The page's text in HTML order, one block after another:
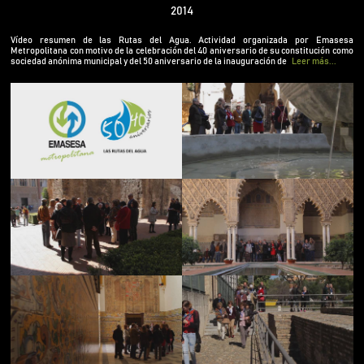
2014
Vídeo resumen de las Rutas del Agua. Actividad organizada por Emasesa
Metropolitana con motivo de la celebración del 40 aniversario de su constitución como
sociedad anónima municipal y del 50 aniversario de la inauguración de
Leer más...
constitución como sociedad anónima municipal y
Estación de Tratamiento de Agua Potable
Carambolo.